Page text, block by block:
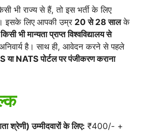
भी राज्य से हैं, तो इस भर्ती के लिए
लिए आपकी उम्र 20 से 28 सालके
किसी भी मान्यता प्राप्त विश्वविद्यालय से
है। साथ ही, आवेदन करने से पहले
या NATS पोर्टल पर पंजीकरण कराना
श्रेणी) उम्मीदवारों के लिए: ₹400/- +